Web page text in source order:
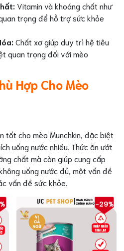
Vitamin và khoáng chất như
trọng để hỗ trợ sức khỏe
Chất xơ giúp duy trì hệ tiêu
quan trọng đối với mèo
Hợp Cho Mèo
tốt cho mèo Munchkin, đặc biệt
uống nước nhiều. Thức ăn ướt
chất mà còn giúp cung cấp
uống nước đủ, một vấn đề
vấn đề sức khỏe.
-29%